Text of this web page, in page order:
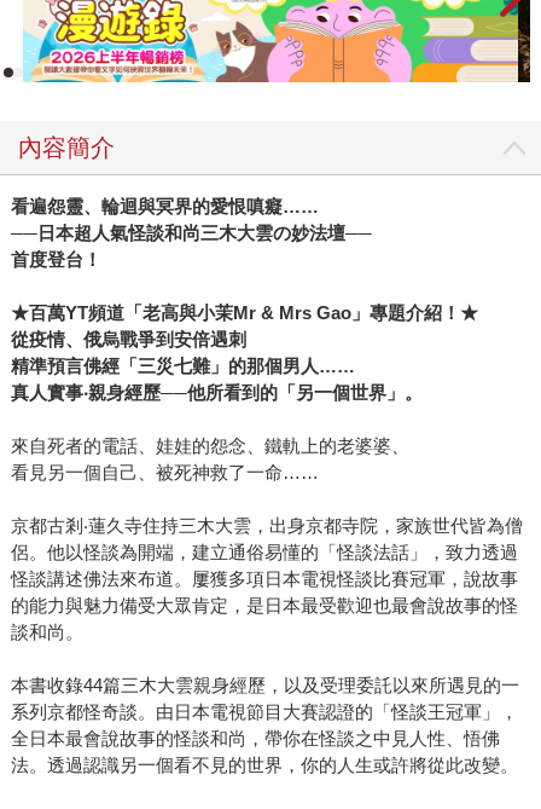
內容簡介
看遍怨靈、輪迴與冥界的愛恨嗔癡……
──日本超人氣怪談和尚三木大雲の妙法壇──
首度登台！
★百萬YT頻道「老高與小茉Mr & Mrs Gao」專題介紹！★
從疫情、俄烏戰爭到安倍遇刺
精準預言佛經「三災七難」的那個男人……
真人實事‧親身經歷──他所看到的「另一個世界」。
來自死者的電話、娃娃的怨念、鐵軌上的老婆婆、
看見另一個自己、被死神救了一命……
京都古剎‧蓮久寺住持三木大雲，出身京都寺院，家族世代皆為僧
侶。他以怪談為開端，建立通俗易懂的「怪談法話」，致力透過
怪談講述佛法來布道。屢獲多項日本電視怪談比賽冠軍，說故事
的能力與魅力備受大眾肯定，是日本最受歡迎也最會說故事的怪
談和尚。
本書收錄44篇三木大雲親身經歷，以及受理委託以來所遇見的一
系列京都怪奇談。由日本電視節目大賽認證的「怪談王冠軍」，
全日本最會說故事的怪談和尚，帶你在怪談之中見人性、悟佛
法。透過認識另一個看不見的世界，你的人生或許將從此改變。